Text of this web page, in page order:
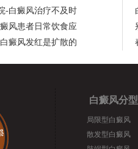
-白癜风治疗不及时
风患者日常饮食应
癜风发红是扩散的
白癜风分型
局限型白癜风
散发型白癜风